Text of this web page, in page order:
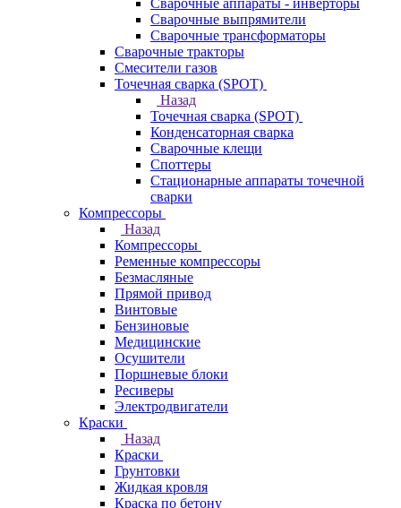
Сварочные аппараты - инверторы
Сварочные выпрямители
Сварочные трансформаторы
Сварочные тракторы
Смесители газов
Точечная сварка (SPOT)
Назад
Точечная сварка (SPOT)
Конденсаторная сварка
Сварочные клещи
Споттеры
Стационарные аппараты точечной
сварки
Компрессоры
Назад
Компрессоры
Ременные компрессоры
Безмасляные
Прямой привод
Винтовые
Бензиновые
Медицинские
Осушители
Поршневые блоки
Ресиверы
Электродвигатели
Краски
Назад
Краски
Грунтовки
Жидкая кровля
Краска по бетону